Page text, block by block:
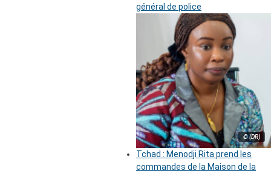
général de police
© (DR)
Tchad : Menodji Rita prend les
commandes de la Maison de la